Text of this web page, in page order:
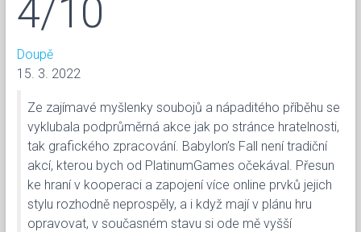
4/10
Doupě
15. 3. 2022
Ze zajímavé myšlenky soubojů a nápaditého příběhu se
vyklubala podprůměrná akce jak po stránce hratelnosti,
tak grafického zpracování. Babylon’s Fall není tradiční
akcí, kterou bych od PlatinumGames očekával. Přesun
ke hraní v kooperaci a zapojení více online prvků jejich
stylu rozhodně neprospěly, a i když mají v plánu hru
opravovat, v současném stavu si ode mě vyšší